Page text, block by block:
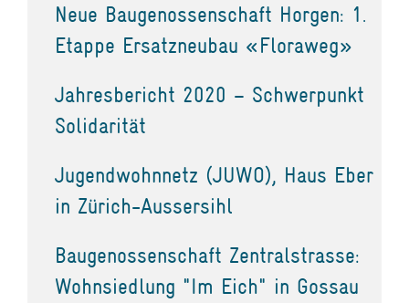
Neue Baugenossenschaft Horgen: 1.
Etappe Ersatzneubau «Floraweg»
Jahresbericht 2020 – Schwerpunkt
Solidarität
Jugendwohnnetz (JUWO), Haus Eber
in Zürich-Aussersihl
Baugenossenschaft Zentralstrasse:
Wohnsiedlung "Im Eich" in Gossau